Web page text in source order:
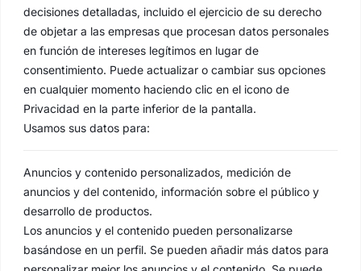
decisiones detalladas, incluido el ejercicio de su derecho
de objetar a las empresas que procesan datos personales
en función de intereses legítimos en lugar de
consentimiento. Puede actualizar o cambiar sus opciones
en cualquier momento haciendo clic en el icono de
Privacidad en la parte inferior de la pantalla.
Usamos sus datos para:
Anuncios y contenido personalizados, medición de
anuncios y del contenido, información sobre el público y
desarrollo de productos.
Los anuncios y el contenido pueden personalizarse
basándose en un perfil. Se pueden añadir más datos para